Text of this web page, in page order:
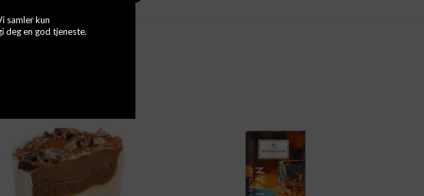
samler kun
deg en god tjeneste.